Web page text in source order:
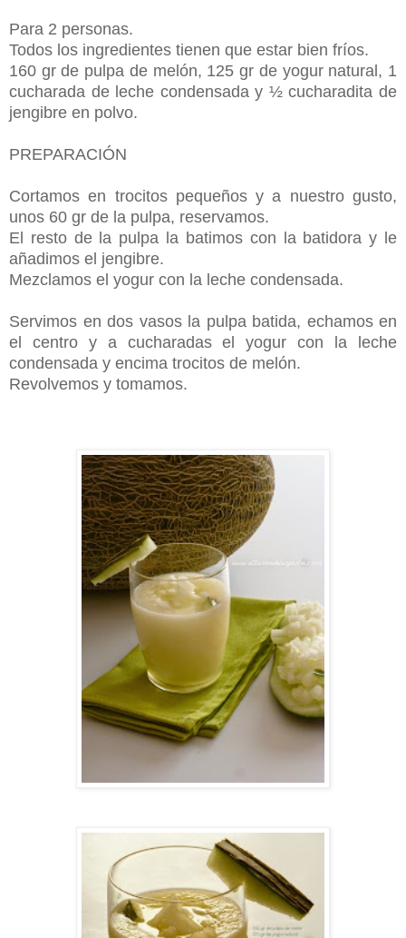
Para 2 personas.
Todos los ingredientes tienen que estar bien fríos.
160 gr de pulpa de melón, 125 gr de yogur natural, 1
cucharada de leche condensada y ½ cucharadita de
jengibre en polvo.
PREPARACIÓN
Cortamos en trocitos pequeños y a nuestro gusto,
unos 60 gr de la pulpa, reservamos.
El resto de la pulpa la batimos con la batidora y le
añadimos el jengibre.
Mezclamos el yogur con la leche condensada.
Servimos en dos vasos la pulpa batida, echamos en
el centro y a cucharadas el yogur con la leche
condensada y encima trocitos de melón.
Revolvemos y tomamos.